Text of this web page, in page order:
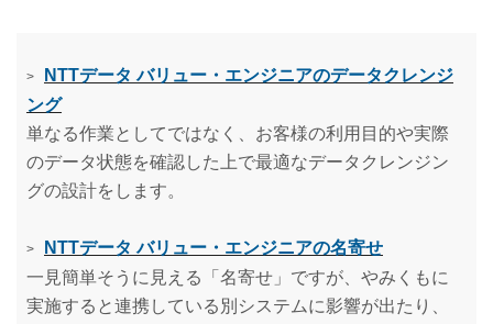
>
NTTデータ バリュー・エンジニアのデータクレンジ
ング
単なる作業としてではなく、お客様の利用目的や実際
のデータ状態を確認した上で最適なデータクレンジン
グの設計をします。
>
NTTデータ バリュー・エンジニアの名寄せ
一見簡単そうに見える「名寄せ」ですが、やみくもに
実施すると連携している別システムに影響が出たり、